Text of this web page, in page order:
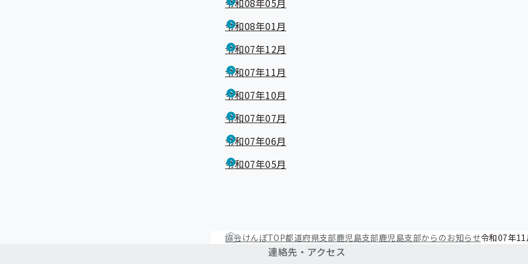
令和08年05月
令和08年01月
令和07年12月
令和07年11月
令和07年10月
令和07年07月
令和07年06月
令和07年05月
協会けんぽTOP都道府県支部鹿児島支部鹿児島支部からのお知らせ令和07年
連絡先・アクセス